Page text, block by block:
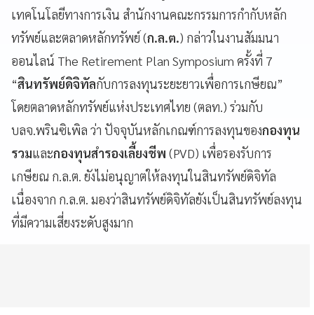
เทคโนโลยีทางการเงิน สำนักงานคณะกรรมการกำกับหลัก
ทรัพย์และตลาดหลักทรัพย์ (ก.ล.ต.) กล่าวในงานสัมมนา
ออนไลน์ The Retirement Plan Symposium ครั้งที่ 7
“สินทรัพย์ดิจิทัลกับการลงทุนระยะยาวเพื่อการเกษียณ”
โดยตลาดหลักทรัพย์แห่งประเทศไทย (ตลท.) ร่วมกับ
บลจ.พรินซิเพิล ว่า ปัจจุบันหลักเกณฑ์การลงทุนของกองทุน
รวมและกองทุนสำรองเลี้ยงชีพ (PVD) เพื่อรองรับการ
เกษียณ ก.ล.ต. ยังไม่อนุญาตให้ลงทุนในสินทรัพย์ดิจิทัล
เนื่องจาก ก.ล.ต. มองว่าสินทรัพย์ดิจิทัลยังเป็นสินทรัพย์ลงทุน
ที่มีความเสี่ยงระดับสูงมาก